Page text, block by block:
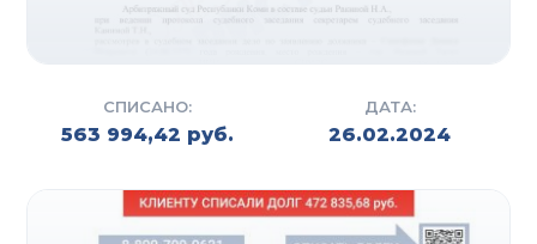
СПИСАНО:
563 994,42 руб.
ДАТА:
26.02.2024